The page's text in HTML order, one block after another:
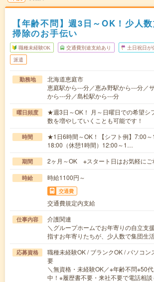
【年齢不問】週3日～OK！少人
掃除のお手伝い
職種未経験OK 交通費別途支給あり 土日祝日が
派遣
勤務地
北海道恵庭市
恵庭駅から---分／恵み野駅から---分／
から---分／島松駅から---分
曜日頻度
★週3日～OK！ 月～日曜日での希望シ
数を増やしていくことも可能です！
時間
★1日6時間～OK！【シフト例】7:00～
18:00（休憩1時間）12:00～1…
期間 2ヶ月～OK ※スタート日はお気軽にご
時給 時給1100円～
交通費
交通費規定内支給
仕事内容
介護関連
＼グループホームでお年寄りの自立支
指すお年寄りたちが、少人数で集団生
応募資格
職種未経験OK / ブランクOK / パソコン
要
＼無資格・未経験OK／※年齢不問※50
中！※履歴書不要・来社不要で電話相